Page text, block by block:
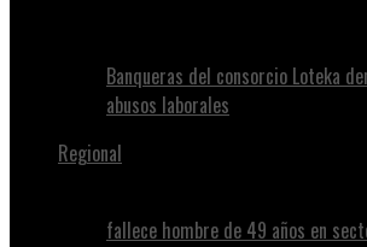
Banqueras del consorcio Loteka
abusos laborales
Regional
fallece hombre de 49 años en